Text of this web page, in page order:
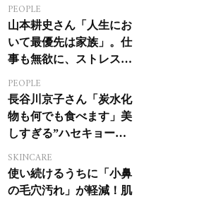
PEOPLE
山本耕史さん「人生にお
いて最優先は家族」。仕
事も無欲に、ストレスを
PEOPLE
長谷川京子さん「炭水化
物も何でも食べます」美
しすぎる”ハセキョーボ
SKINCARE
使い続けるうちに「小鼻
の毛穴汚れ」が軽減！肌